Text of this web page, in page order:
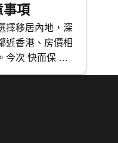
事項
擇移居內地，深
近香港、房價相
今次 快而保 詳
、 保險及注意